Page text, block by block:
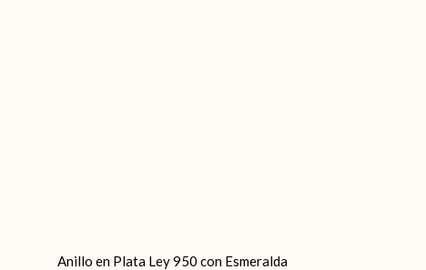
Anillo en Plata Ley 950 con Esmeralda